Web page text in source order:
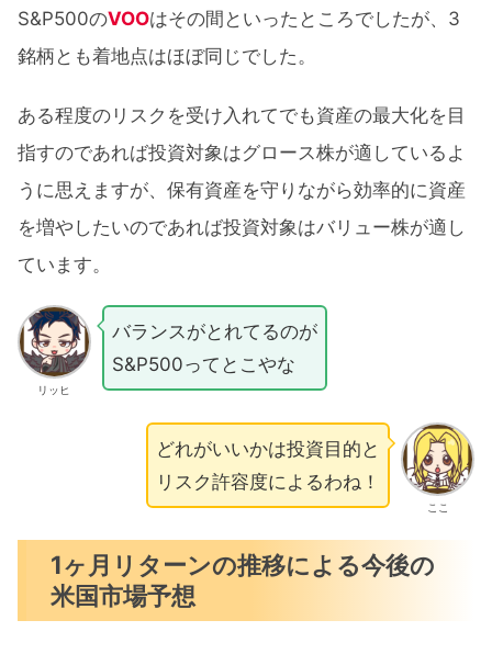
S&P500のVOOはその間といったところでしたが、3
銘柄とも着地点はほぼ同じでした。
ある程度のリスクを受け入れてでも資産の最大化を目
指すのであれば投資対象はグロース株が適しているよ
うに思えますが、保有資産を守りながら効率的に資産
を増やしたいのであれば投資対象はバリュー株が適し
ています。
リッヒ
バランスがとれてるのが
S&P500ってとこやな
ここ
どれがいいかは投資目的と
リスク許容度によるわね！
1ヶ月リターンの推移による今後の
米国市場予想